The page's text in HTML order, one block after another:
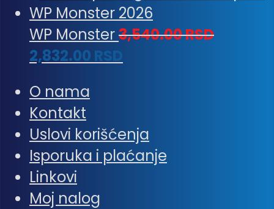
WP Monster3,540.00RSD
2,832.00 RSD
O nama
Kontakt
Uslovi korišćenja
Isporuka i plaćanje
Linkovi
Moj nalog